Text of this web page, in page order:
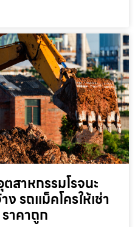
สาหกรรมโรจนะ
รถแม็คโครให้เช่า
าคาถูก